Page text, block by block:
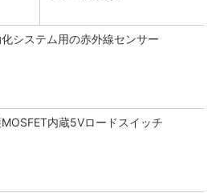
システム用の赤外線センサー
内蔵5Vロードスイッチ